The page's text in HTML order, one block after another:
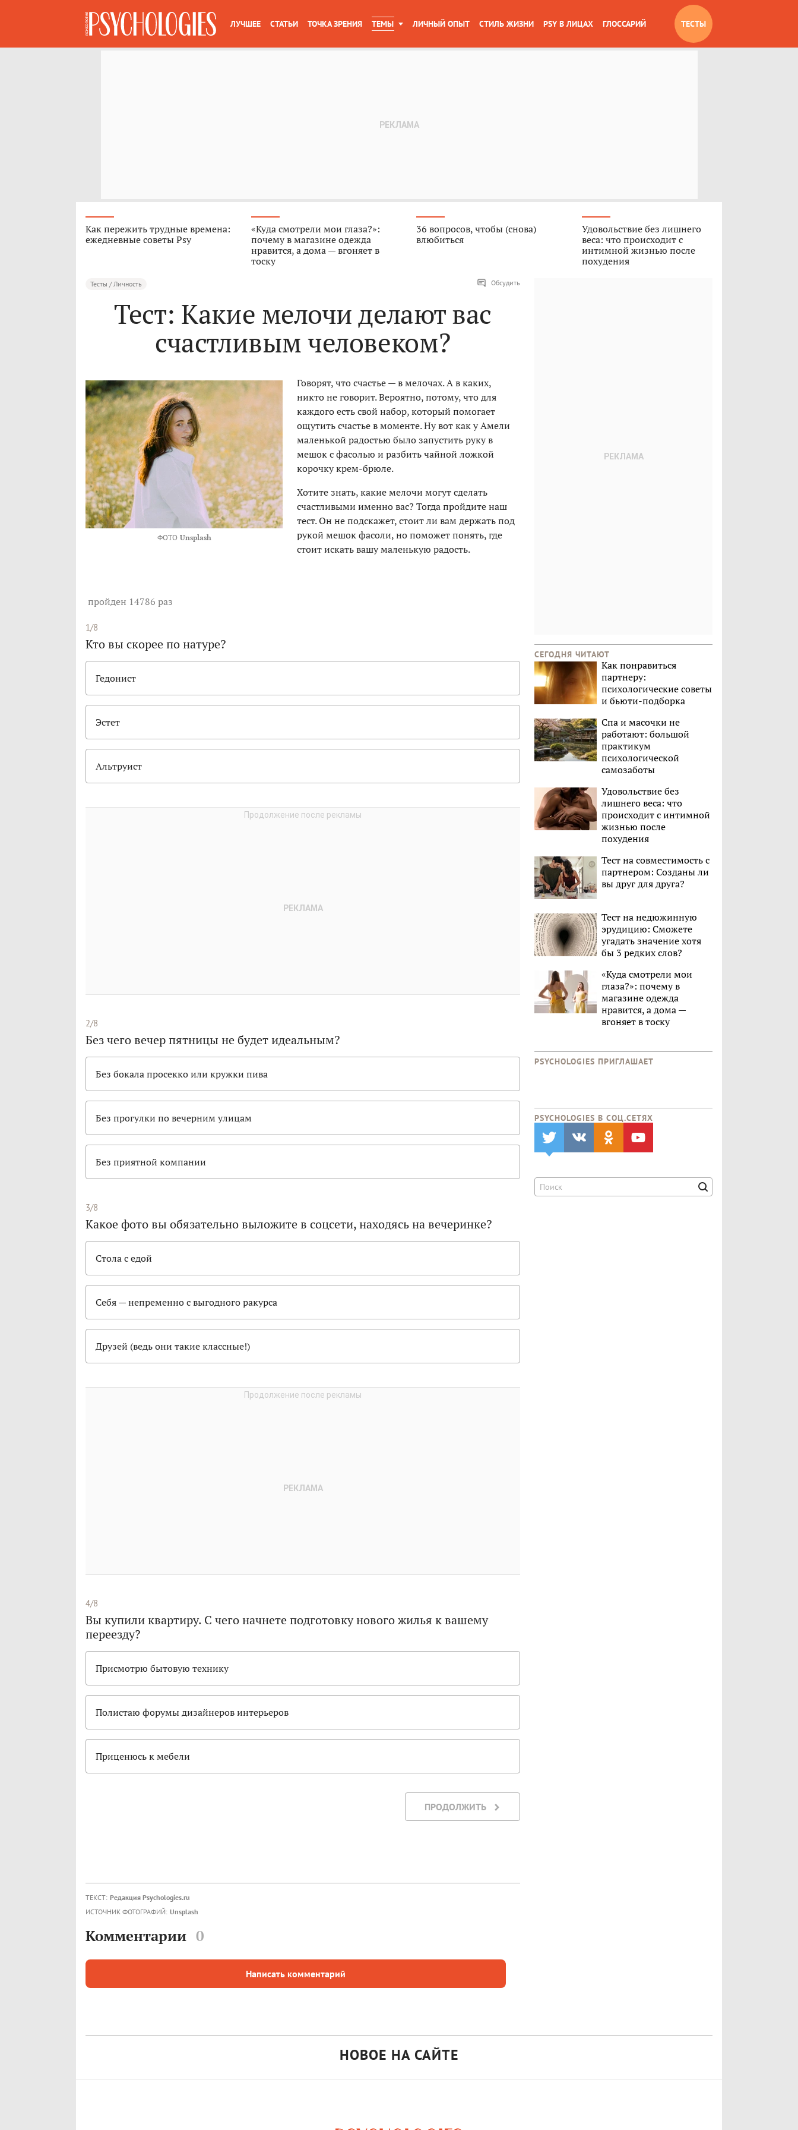
ЛУЧШЕЕ СТАТЬИ ТОЧКА ЗРЕНИЯ ТЕМЫ ЛИЧНЫЙ ОПЫТ СТИЛЬ ЖИЗНИ PSY В ЛИЦАХ ГЛОССАРИЙ ТЕСТЫ
Как пережить трудные времена:
ежедневные советы Psy
«Куда смотрели мои глаза?»:
почему в магазине одежда
нравится, а дома — вгоняет в
тоску
36 вопросов, чтобы (снова)
влюбиться
Удовольствие без лишнего
веса: что происходит с
интимной жизнью после
похудения
Тесты / Личность Обсудить
Тест: Какие мелочи делают вас
счастливым человеком?
ФОТО Unsplash
Говорят, что счастье — в мелочах. А в каких,
никто не говорит. Вероятно, потому, что для
каждого есть свой набор, который помогает
ощутить счастье в моменте. Ну вот как у Амели
маленькой радостью было запустить руку в
мешок с фасолью и разбить чайной ложкой
корочку крем-брюле.
Хотите знать, какие мелочи могут сделать
счастливыми именно вас? Тогда пройдите наш
тест. Он не подскажет, стоит ли вам держать под
рукой мешок фасоли, но поможет понять, где
стоит искать вашу маленькую радость.
пройден 14786 раз
1/8
Кто вы скорее по натуре?
Гедонист
Эстет
Альтруист
2/8
Без чего вечер пятницы не будет идеальным?
Без бокала просекко или кружки пива
Без прогулки по вечерним улицам
Без приятной компании
3/8
Какое фото вы обязательно выложите в соцсети, находясь на вечеринке?
Стола с едой
Себя — непременно с выгодного ракурса
Друзей (ведь они такие классные!)
4/8
Вы купили квартиру. С чего начнете подготовку нового жилья к вашему
переезду?
Присмотрю бытовую технику
Полистаю форумы дизайнеров интерьеров
Приценюсь к мебели
ПРОДОЛЖИТЬ
ТЕКСТ: Редакция Psychologies.ru
ИСТОЧНИК ФОТОГРАФИЙ: Unsplash
Комментарии 0
Написать комментарий
СЕГОДНЯ ЧИТАЮТ
Как понравиться
партнеру:
психологические советы
и бьюти-подборка
Спа и масочки не
работают: большой
практикум
психологической
самозаботы
Удовольствие без
лишнего веса: что
происходит с интимной
жизнью после
похудения
Тест на совместимость с
партнером: Созданы ли
вы друг для друга?
Тест на недюжинную
эрудицию: Сможете
угадать значение хотя
бы 3 редких слов?
«Куда смотрели мои
глаза?»: почему в
магазине одежда
нравится, а дома —
вгоняет в тоску
PSYCHOLOGIES ПРИГЛАШАЕТ
PSYCHOLOGIES В CОЦ.СЕТЯХ
НОВОЕ НА САЙТЕ